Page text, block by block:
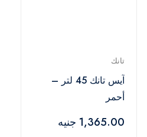
تانك
آيس تانك 45 لتر –
أحمر
1,365.00 جنيه